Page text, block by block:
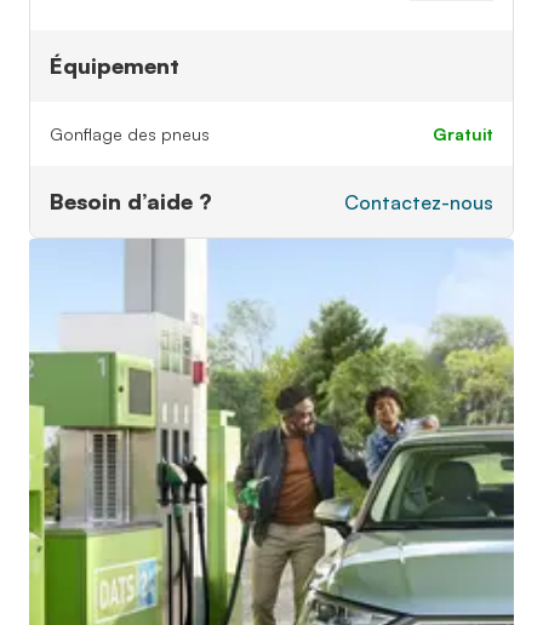
Équipement
Gonflage des pneus gratuit
Besoin d’aide ? Contactez-nous